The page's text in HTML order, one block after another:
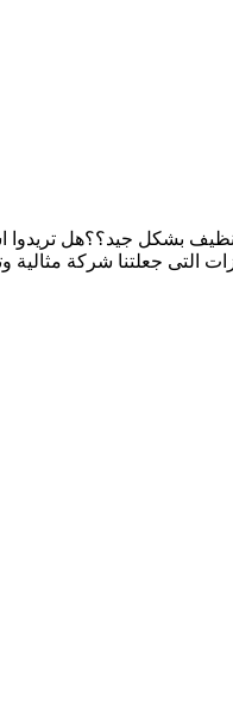
التنظيف بشكل جيد؟؟هل
التى جعلتنا شركة